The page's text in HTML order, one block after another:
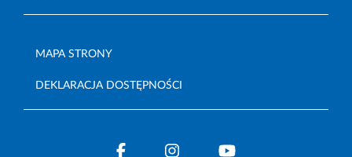
MAPA STRONY
DEKLARACJA DOSTĘPNOŚCI